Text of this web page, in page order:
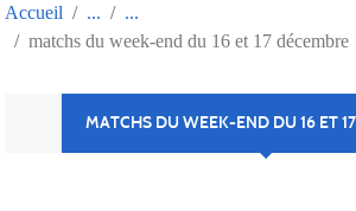
Accueil
matchs du week-end du 16 et 17 décembre
MATCHS DU WEEK-END DU 16 ET